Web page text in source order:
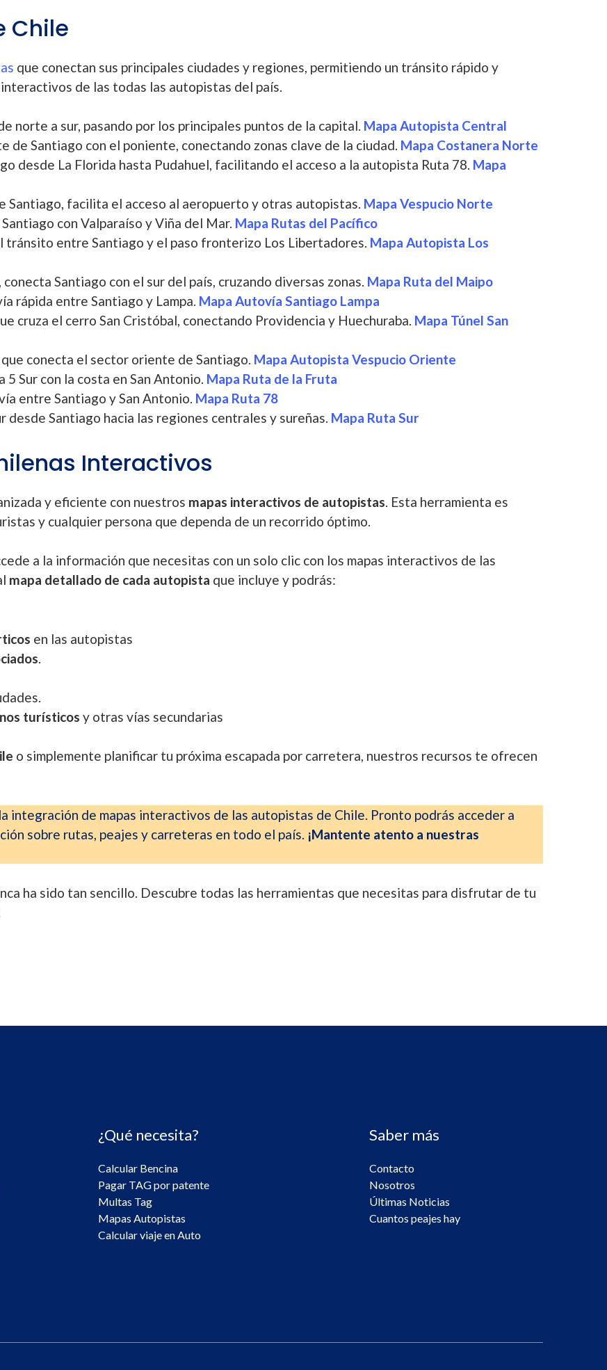
Chile
que conectan sus principales ciudades y regiones, permitiendo un tránsito rápido y
de las todas las autopistas del país.
norte a sur, pasando por los principales puntos de la capital. Mapa Autopista Central
de Santiago con el poniente, conectando zonas clave de la ciudad. Mapa Costanera Norte
desde La Florida hasta Pudahuel, facilitando el acceso a la autopista Ruta 78. Mapa
Santiago, facilita el acceso al aeropuerto y otras autopistas. Mapa Vespucio Norte
con Valparaíso y Viña del Mar. Mapa Rutas del Pacífico
tránsito entre Santiago y el paso fronterizo Los Libertadores. Mapa Autopista Los
conecta Santiago con el sur del país, cruzando diversas zonas. Mapa Ruta del Maipo
rápida entre Santiago y Lampa. Mapa Autovía Santiago Lampa
cruza el cerro San Cristóbal, conectando Providencia y Huechuraba. Mapa Túnel San
conecta el sector oriente de Santiago. Mapa Autopista Vespucio Oriente
5 Sur con la costa en San Antonio. Mapa Ruta de la Fruta
entre Santiago y San Antonio. Mapa Ruta 78
desde Santiago hacia las regiones centrales y sureñas. Mapa Ruta Sur
Interactivos
y eficiente con nuestros mapas interactivos de autopistas. Esta herramienta es
y cualquier persona que dependa de un recorrido óptimo.
a la información que necesitas con un solo clic con los mapas interactivos de las
mapa detallado de cada autopista que incluye y podrás:
en las autopistas
.
turísticos y otras vías secundarias
o simplemente planificar tu próxima escapada por carretera, nuestros recursos te ofrecen
integración de mapas interactivos de las autopistas de Chile. Pronto podrás acceder a
sobre rutas, peajes y carreteras en todo el país. ¡Mantente atento a nuestras
ha sido tan sencillo. Descubre todas las herramientas que necesitas para disfrutar de tu
¿Qué necesita?
Calcular Bencina
Pagar TAG por patente
Multas Tag
Mapas Autopistas
Calcular viaje en Auto
Saber más
Contacto
Nosotros
Últimas Noticias
Cuantos peajes hay